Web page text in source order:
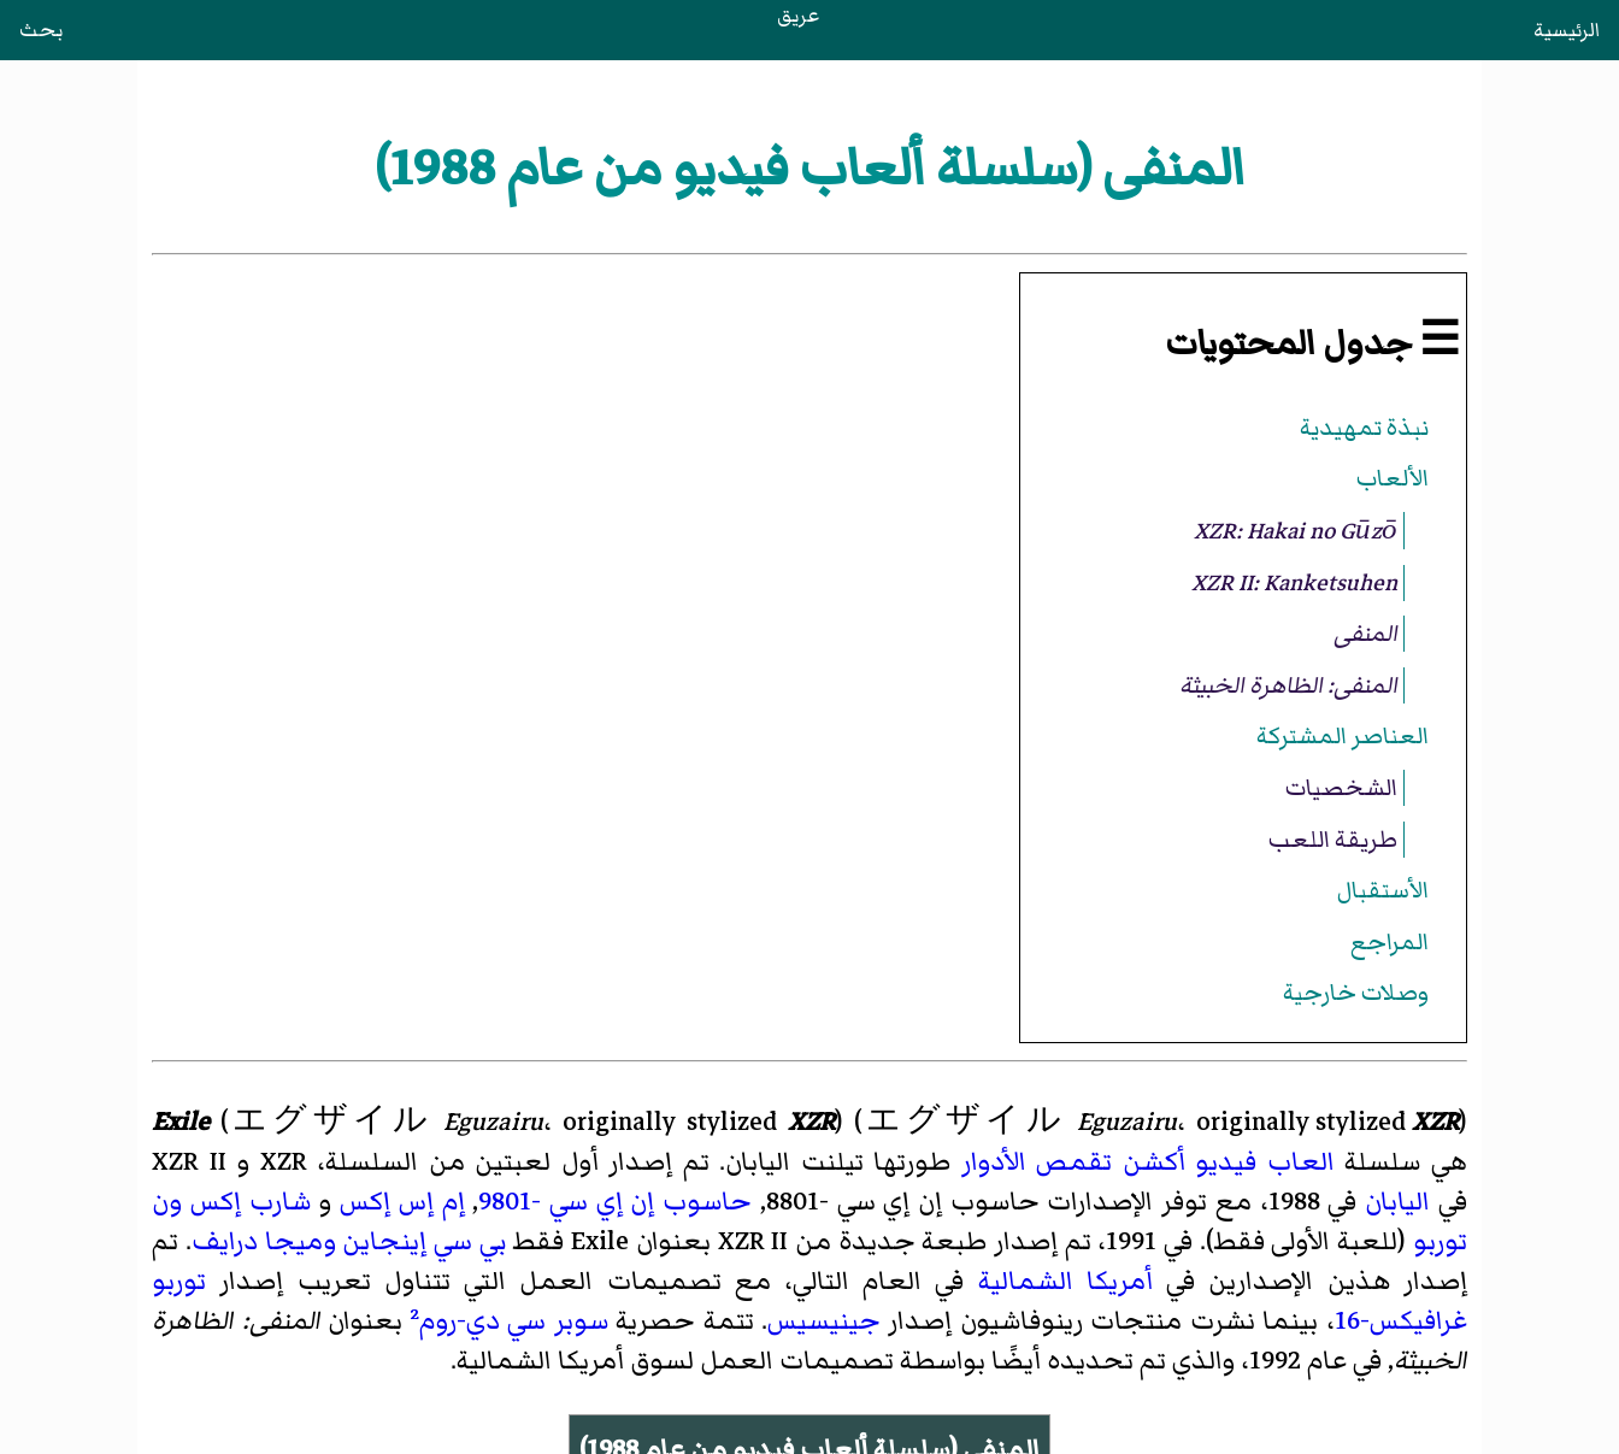
الرئيسية عريق بحث
المنفى (سلسلة ألعاب فيديو من عام 1988)
☰ جدول المحتويات
نبذة تمهيدية
الألعاب
XZR: Hakai no Gūzō
XZR II: Kanketsuhen
المنفى
المنفى: الظاهرة الخبيثة
العناصر المشتركة
الشخصيات
طريقة اللعب
الأستقبال
المراجع
وصلات خارجية
Exile(エグザイル Eguzairu، originally stylizedXZR) (エグザイル Eguzairu، originally stylizedXZR)
هي سلسلة العاب فيديو أكشن تقمص الأدوار
طورتها تيلنت اليابان. تم إصدار أول لعبتين من السلسلة، XZR و XZR II
في اليابان في1988، مع توفر الإصدارات حاسوب إن إي سي -8801, حاسوب إن إي سي -9801 ,إم إس إكسوشارب إكس ون
توربو (للعبة الأولى فقط). في 1991، تم إصدار طبعة جديدة من XZR II بعنوان Exile فقط بي سي إينجاين وميجا درايف. تم
إصدار هذين الإصدارين في أمريكا الشمالية في العام التالي، مع تصميمات العمل التي تتناول تعريب إصدار توربو
غرافيكس-16
، بينما نشرت منتجات رينوفاشيون إصدار جينيسيس. تتمة حصريةسوبر سي دي-روم² بعنوانالمنفى: الظاهرة
الخبيثة, في عام 1992، والذي تم تحديده أيضًا بواسطة تصميمات العمل لسوق أمريكا الشمالية.